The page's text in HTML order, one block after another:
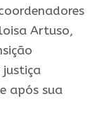
Artuso,
após sua